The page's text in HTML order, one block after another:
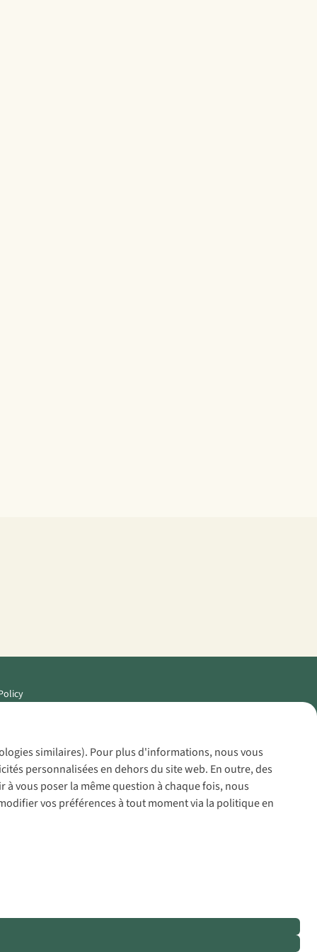
similaires). Pour plus d'informations, nous vous
personnalisées en dehors du site web. En outre, des
à vous poser la même question à chaque fois, nous
vos préférences à tout moment via la politique en